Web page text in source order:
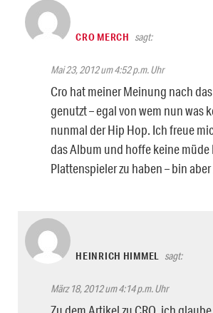
CRO MERCH sagt:
Mai 23, 2012 um 4:52 p.m. Uhr
Cro hat meiner Meinung nach
genutzt – egal von wem nun was
nunmal der Hip Hop. Ich freue
das Album und hoffe keine
Plattenspieler zu haben – bin
HEINRICH HIMMEL sagt:
März 18, 2012 um 4:14 p.m. Uhr
Zu dem Artikel zu CRO, ich